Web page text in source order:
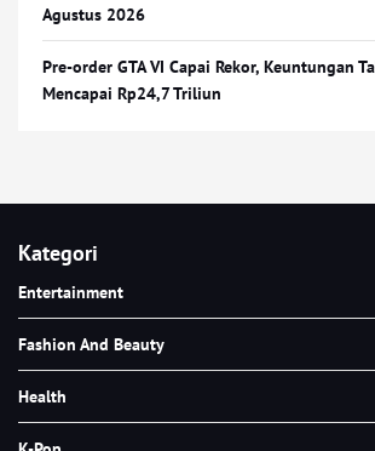
Agustus 2026
Pre-order GTA VI Capai Rekor, Keuntungan
Mencapai Rp24,7 Triliun
Kategori
Entertainment
Fashion And Beauty
Health